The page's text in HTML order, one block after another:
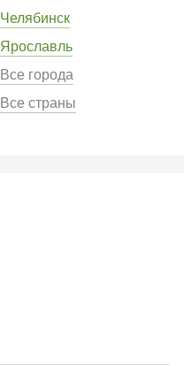
Челябинск
Ярославль
Все города
Все страны